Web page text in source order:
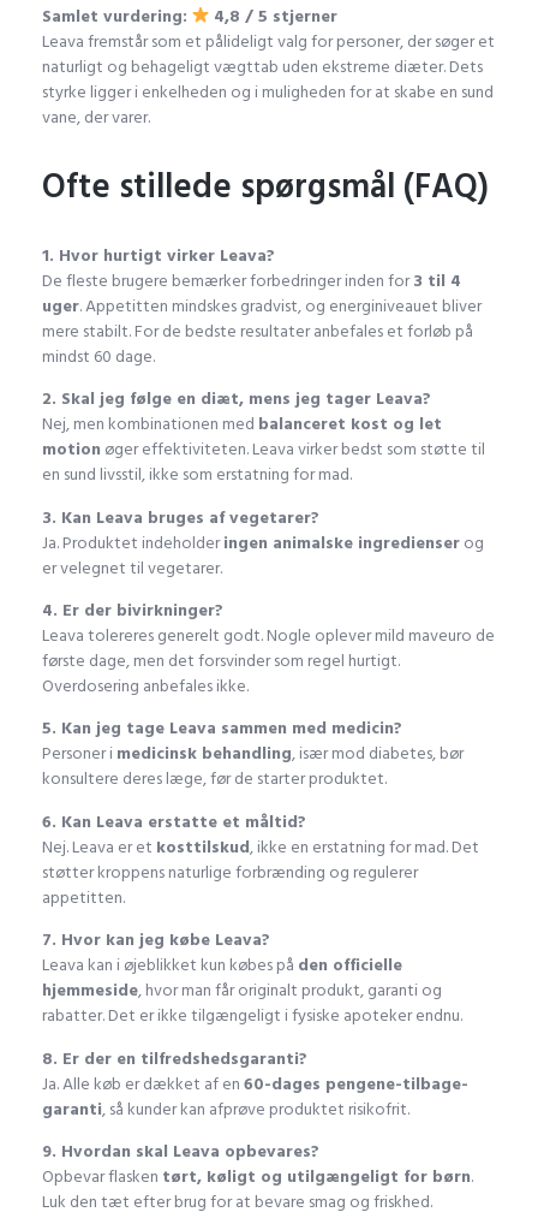
Samlet vurdering:
4,8 / 5 stjerner
Leava fremstår som et pålideligt valg for personer, der søger et
naturligt og behageligt vægttab uden ekstreme diæter. Dets
styrke ligger i enkelheden og i muligheden for at skabe en sund
vane, der varer.
Ofte stillede spørgsmål (FAQ)
1. Hvor hurtigt virker Leava?
De fleste brugere bemærker forbedringer inden for3 til 4
uger. Appetitten mindskes gradvist, og energiniveauet bliver
mere stabilt. For de bedste resultater anbefales et forløb på
mindst 60 dage.
2. Skal jeg følge en diæt, mens jeg tager Leava?
Nej, men kombinationen med balanceret kost og let
motion øger effektiviteten. Leava virker bedst som støtte til
en sund livsstil, ikke som erstatning for mad.
3. Kan Leava bruges af vegetarer?
Ja. Produktet indeholderingen animalske ingredienserog
er velegnet til vegetarer.
4. Er der bivirkninger?
Leava tolereres generelt godt. Nogle oplever mild maveuro de
første dage, men det forsvinder som regel hurtigt.
Overdosering anbefales ikke.
5. Kan jeg tage Leava sammen med medicin?
Personer imedicinsk behandling, især mod diabetes, bør
konsultere deres læge, før de starter produktet.
6. Kan Leava erstatte et måltid?
Nej. Leava er et kosttilskud, ikke en erstatning for mad. Det
støtter kroppens naturlige forbrænding og regulerer
appetitten.
7. Hvor kan jeg købe Leava?
Leava kan i øjeblikket kun købes på den officielle
hjemmeside, hvor man får originalt produkt, garanti og
rabatter. Det er ikke tilgængeligt i fysiske apoteker endnu.
8. Er der en tilfredshedsgaranti?
Ja. Alle køb er dækket af en60-dages pengene-tilbage-
garanti, så kunder kan afprøve produktet risikofrit.
9. Hvordan skal Leava opbevares?
Opbevar flasken tørt, køligt og utilgængeligt for børn.
Luk den tæt efter brug for at bevare smag og friskhed.